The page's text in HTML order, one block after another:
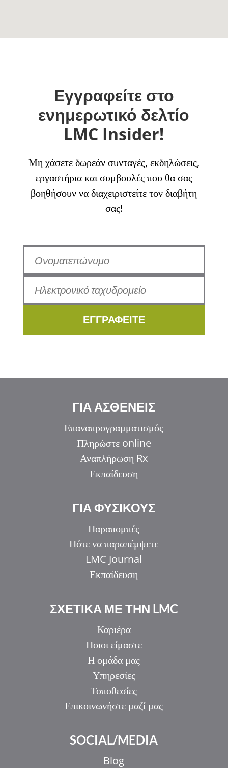
Εγγραφείτε στο
ενημερωτικό δελτίο
LMC Insider!
Μη χάσετε δωρεάν συνταγές, εκδηλώσεις,
εργαστήρια και συμβουλές που θα σας
βοηθήσουν να διαχειριστείτε τον διαβήτη
σας!
ΕΓΓΡΑΦΕΙΤΕ
ΓΙΑ ΑΣΘΕΝΕΙΣ
Επαναπρογραμματισμός
Πληρώστε online
Αναπλήρωση Rx
Εκπαίδευση
ΓΙΑ ΦΥΣΙΚΟΥΣ
Παραπομπές
Πότε να παραπέμψετε
LMC Journal
Εκπαίδευση
ΣΧΕΤΙΚΑ ΜΕ ΤΗΝ LMC
Καριέρα
Ποιοι είμαστε
Η ομάδα μας
Υπηρεσίες
Τοποθεσίες
Επικοινωνήστε μαζί μας
SOCIAL/MEDIA
Blog